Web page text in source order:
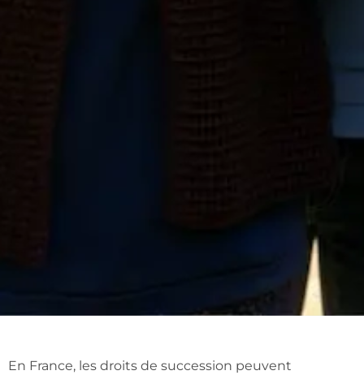
En France, les droits de succession peuvent